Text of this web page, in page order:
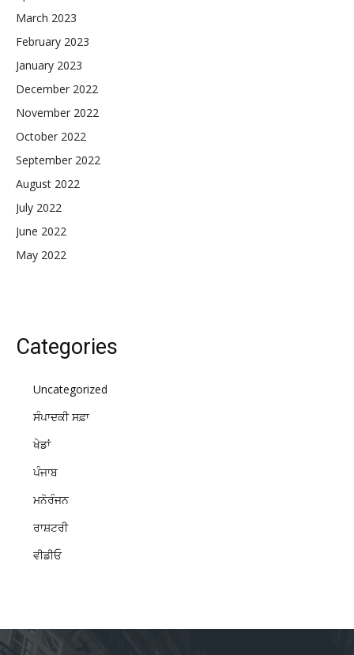
March 2023
February 2023
January 2023
December 2022
November 2022
October 2022
September 2022
August 2022
July 2022
June 2022
May 2022
Categories
Uncategorized
ਸੰਪਾਦਕੀ ਸਫ਼ਾ
ਖੇਡਾਂ
ਪੰਜਾਬ
ਮਨੋਰੰਜਨ
ਰਾਸ਼ਟਰੀ
ਵੀਡੀਓ